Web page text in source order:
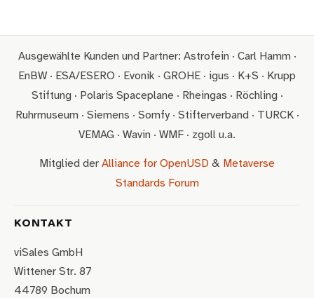
Ausgewählte Kunden und Partner: Astrofein · Carl Hamm ·
EnBW · ESA/ESERO · Evonik · GROHE · igus · K+S · Krupp
Stiftung · Polaris Spaceplane · Rheingas · Röchling ·
Ruhrmuseum · Siemens · Somfy · Stifterverband · TURCK ·
VEMAG · Wavin · WMF · zgoll u.a.
Mitglied der Alliance for OpenUSD & Metaverse
Standards Forum
KONTAKT
viSales GmbH
Wittener Str. 87
44789 Bochum